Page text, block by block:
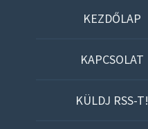
KEZDŐLAP
KAPCSOLAT
KÜLDJ RSS-T!